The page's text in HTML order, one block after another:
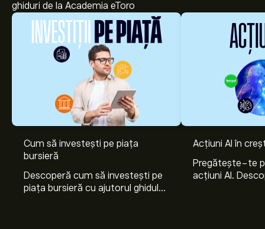
ghiduri de la Academia eToro
Cum să investești pe piața
bursieră
Descoperă cum să investești pe
piața bursieră cu ajutorul ghidului
Acțiuni AI în
Pregătește-te
acțiuni AI.